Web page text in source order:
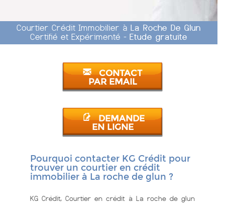
Courtier Crédit Immobilier à La Roche De Glun
Certifié et Expérimenté - Etude gratuite
CONTACT
PAR EMAIL
DEMANDE
EN LIGNE
Pourquoi contacter KG Crédit pour
trouver un courtier en crédit
immobilier à La roche de glun ?
KG Crédit, Courtier en crédit à La roche de glun